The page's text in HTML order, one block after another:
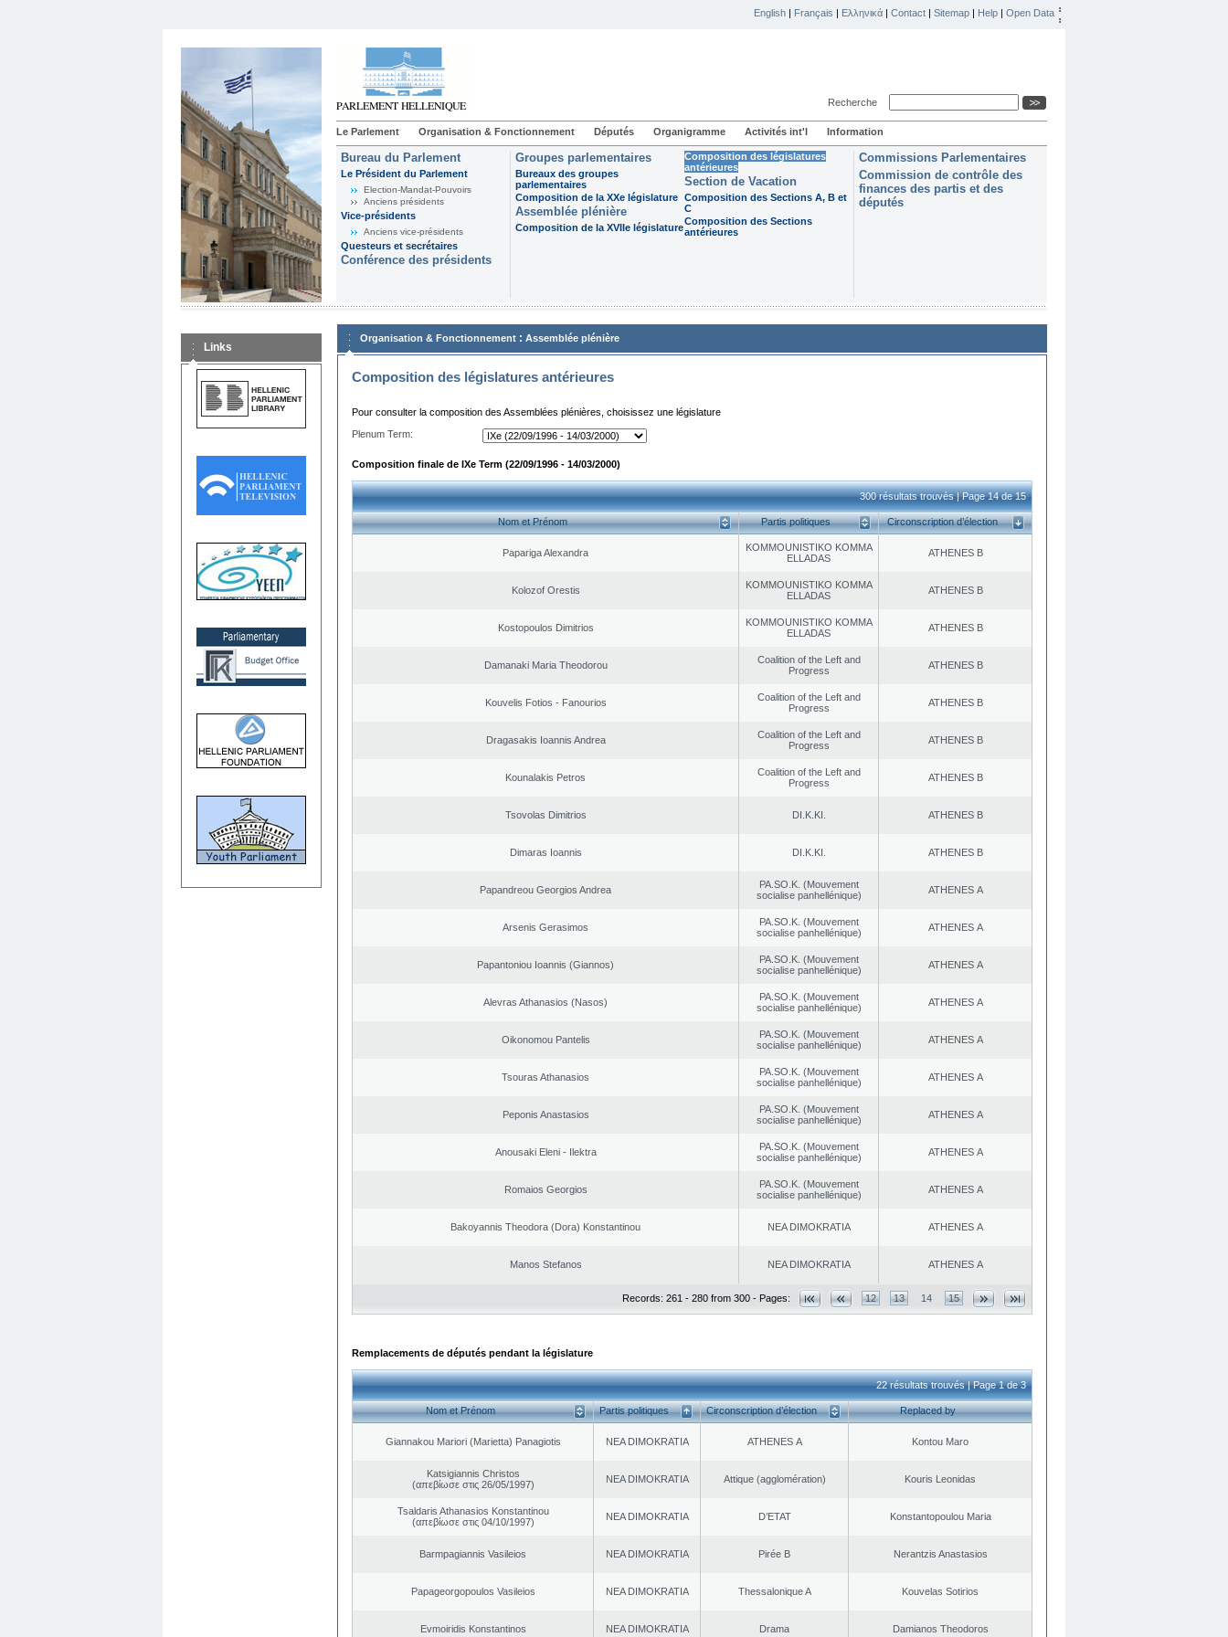
English | Français | Ελληνικά | Contact | Sitemap | Help | Open Data
Recherche
Le Parlement Organisation & Fonctionnement Députés Organigramme Activités int'l Information
Bureau du Parlement
Le Président du Parlement
Election-Mandat-Pouvoirs
Anciens présidents
Vice-présidents
Anciens vice-présidents
Questeurs et secrétaires
Conférence des présidents
Groupes parlementaires
Bureaux des groupes
parlementaires
Composition de la XXe législature
Assemblée plénière
Composition de la XVIIe législature
Composition des législatures
antérieures
Section de Vacation
Composition des Sections A, B et
C
Composition des Sections
antérieures
Commissions Parlementaires
Commission de contrôle des
finances des partis et des
députés
Links
Organisation & Fonctionnement : Assemblée plénière
Composition des législatures antérieures
Pour consulter la composition des Assemblées plénières, choisissez une législature
Plenum Term:
Composition finale de IXe Term (22/09/1996 - 14/03/2000)
300 résultats trouvés | Page 14 de 15
Nom et Prénom Partis politiques Circonscription d’élection
Papariga Alexandra
KOMMOUNISTIKO KOMMA
ELLADAS
ATHENES Β
Kolozof Orestis
KOMMOUNISTIKO KOMMA
ELLADAS
ATHENES Β
Kostopoulos Dimitrios
KOMMOUNISTIKO KOMMA
ELLADAS
ATHENES Β
Damanaki Maria Theodorou
Coalition of the Left and
Progress
ATHENES Β
Kouvelis Fotios - Fanourios
Coalition of the Left and
Progress
ATHENES Β
Dragasakis Ioannis Andrea
Coalition of the Left and
Progress
ATHENES Β
Kounalakis Petros
Coalition of the Left and
Progress
ATHENES Β
Tsovolas Dimitrios DI.K.KI. ATHENES Β
Dimaras Ioannis DI.K.KI. ATHENES Β
Papandreou Georgios Andrea
PA.SO.K. (Mouvement
socialise panhellénique)
ATHENES Α
Arsenis Gerasimos
PA.SO.K. (Mouvement
socialise panhellénique)
ATHENES Α
Papantoniou Ioannis (Giannos)
PA.SO.K. (Mouvement
socialise panhellénique)
ATHENES Α
Alevras Athanasios (Nasos)
PA.SO.K. (Mouvement
socialise panhellénique)
ATHENES Α
Oikonomou Pantelis
PA.SO.K. (Mouvement
socialise panhellénique)
ATHENES Α
Tsouras Athanasios
PA.SO.K. (Mouvement
socialise panhellénique)
ATHENES Α
Peponis Anastasios
PA.SO.K. (Mouvement
socialise panhellénique)
ATHENES Α
Anousaki Eleni - Ilektra
PA.SO.K. (Mouvement
socialise panhellénique)
ATHENES Α
Romaios Georgios
PA.SO.K. (Mouvement
socialise panhellénique)
ATHENES Α
Bakoyannis Theodora (Dora) Konstantinou NEA DΙMOKRATIA ATHENES Α
Manos Stefanos NEA DΙMOKRATIA ATHENES Α
Records: 261 - 280 from 300 - Pages: 12 13 14 15
Remplacements de députés pendant la législature
22 résultats trouvés | Page 1 de 3
Nom et Prénom Partis politiques Circonscription d’élection Replaced by
Giannakou Mariori (Marietta) Panagiotis NEA DΙMOKRATIA ATHENES Α Kontou Maro
Katsigiannis Christos
(απεβίωσε στις 26/05/1997)
NEA DΙMOKRATIA Αttique (agglomération) Kouris Leonidas
Tsaldaris Athanasios Konstantinou
(απεβίωσε στις 04/10/1997)
NEA DΙMOKRATIA D’ETAT Konstantopoulou Maria
Barmpagiannis Vasileios NEA DΙMOKRATIA Pirée B Nerantzis Anastasios
Papageorgopoulos Vasileios NEA DΙMOKRATIA Thessalonique A Kouvelas Sotirios
Evmoiridis Konstantinos NEA DΙMOKRATIA Drama Damianos Theodoros